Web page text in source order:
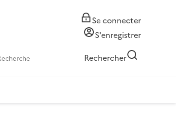
Se connecter
S'enregistrer
Rechercher